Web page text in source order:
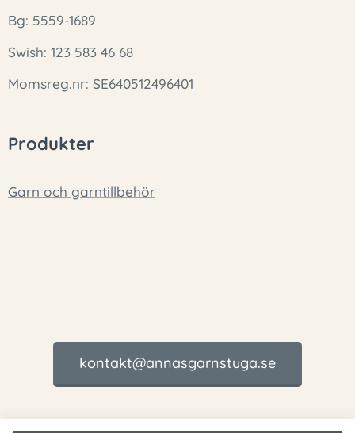
Bg: 5559-1689
Swish: 123 583 46 68
Momsreg.nr: SE640512496401
Produkter
Garn och garntillbehör
kontakt@annasgarnstuga.se